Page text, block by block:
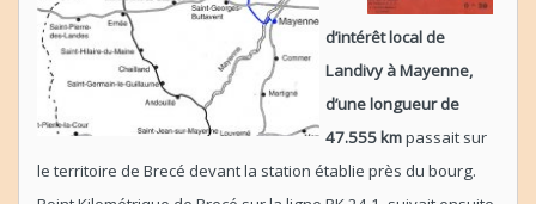
d’intérêt local de
Landivy à Mayenne,
d’une longueur de
47.555 kmpassait sur
le territoire de Brecé devant la station établie près du bourg.